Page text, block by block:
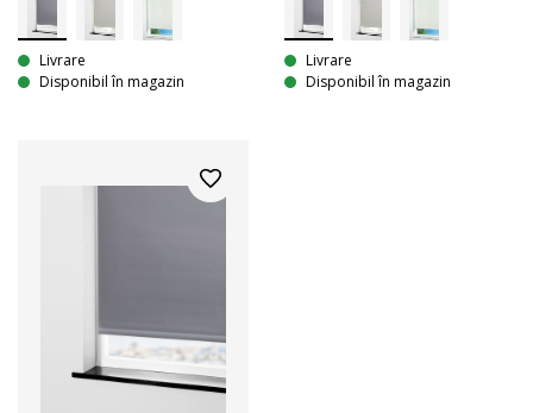
Livrare
Disponibil în magazin
Livrare
Disponibil în magazin